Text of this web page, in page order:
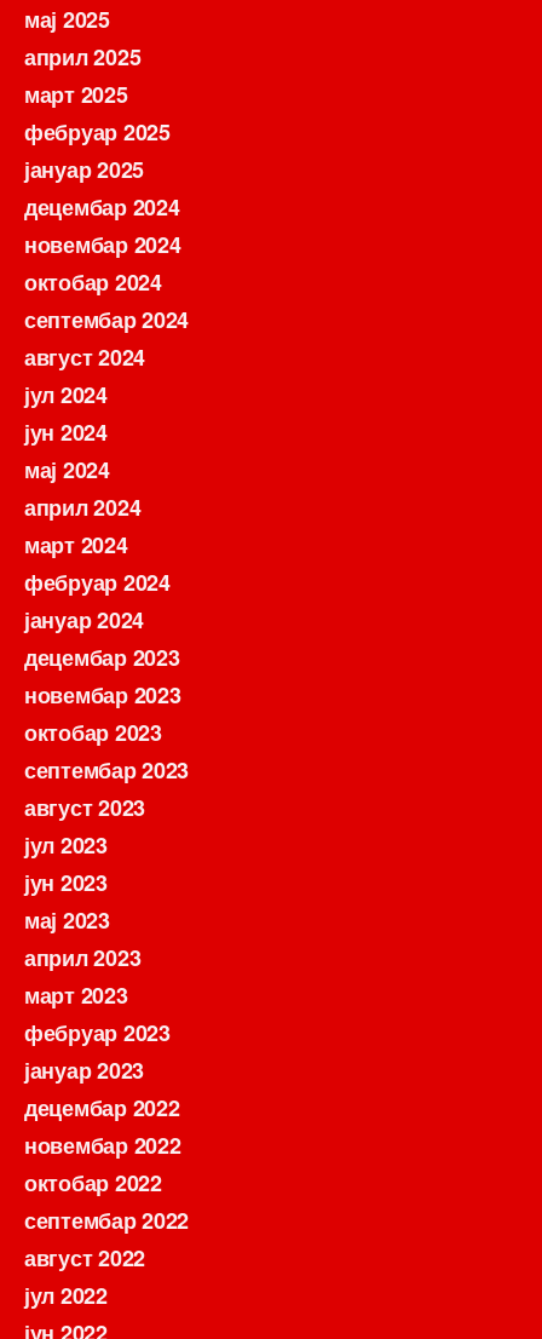
мај 2025
април 2025
март 2025
фебруар 2025
јануар 2025
децембар 2024
новембар 2024
октобар 2024
септембар 2024
август 2024
јул 2024
јун 2024
мај 2024
април 2024
март 2024
фебруар 2024
јануар 2024
децембар 2023
новембар 2023
октобар 2023
септембар 2023
август 2023
јул 2023
јун 2023
мај 2023
април 2023
март 2023
фебруар 2023
јануар 2023
децембар 2022
новембар 2022
октобар 2022
септембар 2022
август 2022
јул 2022